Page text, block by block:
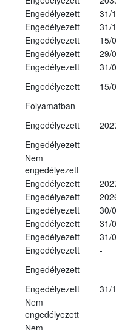
Engedélyezett
31/
Engedélyezett
31/
Engedélyezett
15/
Engedélyezett
29/
Engedélyezett
31/
Engedélyezett
15/
Folyamatban
-
Engedélyezett
Engedélyezett
-
Nem
engedélyezett
Engedélyezett
Engedélyezett
Engedélyezett
30/
Engedélyezett
31/
Engedélyezett
31/
Engedélyezett
-
Engedélyezett
-
Engedélyezett
31/
Nem
engedélyezett